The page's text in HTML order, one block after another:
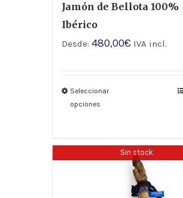
Jamón de Bellota 100%
Ibérico
Desde: 480,00€ IVA incl.
Seleccionar
opciones
Sin stock